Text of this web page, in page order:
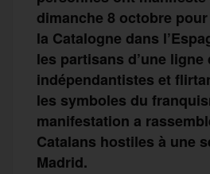
dimanche 8 octobre
la Catalogne dans
les partisans d’une
indépendantistes et
les symboles du
manifestation a
Catalans hostiles à une
Madrid.